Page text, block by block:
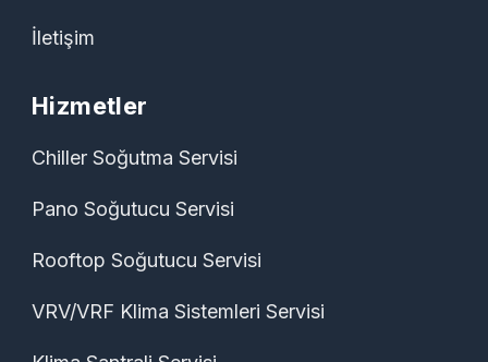
İletişim
Hizmetler
Chiller Soğutma Servisi
Pano Soğutucu Servisi
Rooftop Soğutucu Servisi
VRV/VRF Klima Sistemleri Servisi